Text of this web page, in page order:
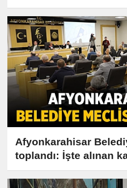
maaş bakın ne kadar
Afyonkarahisar
toplandı: İşte alınan